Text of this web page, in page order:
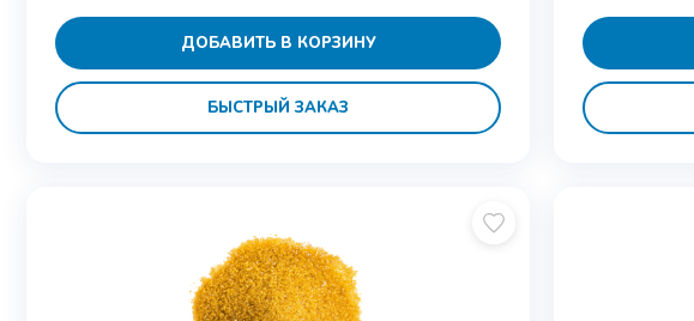
ДОБАВИТЬ В КОРЗИНУ
БЫСТРЫЙ ЗАКАЗ